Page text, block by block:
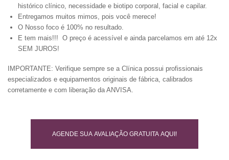
histórico clínico, necessidade e biotipo corporal, facial e capilar.
Entregamos muitos mimos, pois você merece!
O Nosso foco é 100% no resultado.
E tem mais!!! O preço é acessível e ainda parcelamos em até 12x
SEM JUROS!
IMPORTANTE: Verifique sempre se a Clínica possui profissionais
especializados e equipamentos originais de fábrica, calibrados
corretamente e com liberação da ANVISA.
AGENDE SUA AVALIAÇÃO GRATUITA AQUI!